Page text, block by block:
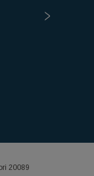
20089